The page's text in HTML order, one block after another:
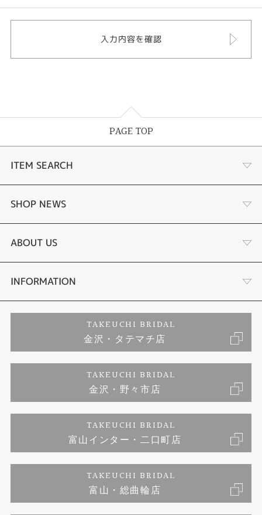
PAGE TOP
ITEM SEARCH
婚約指輪
結婚指輪
セットリング
婚約ネックレス
ダイヤモンド
ジュエリーリフォーム
SHOP NEWS
選ばれる理由まとめ
お客様の声
プロポーズサポート
ブランドリスト
福井指輪工房｜手作りペアリング
福井指輪工房｜手作り結婚指輪 and 婚約指輪
福井工房｜手作り婚約指輪プロポーズプラン
ABOUT US
会社概要
お客様の声
INFORMATION
プライバシーポリシー
TAKEUCHI BRIDAL
金沢・タテマチ店
TAKEUCHI BRIDAL
金沢・野々市店
TAKEUCHI BRIDAL
富山インター・二口町店
TAKEUCHI BRIDAL
富山・総曲輪店